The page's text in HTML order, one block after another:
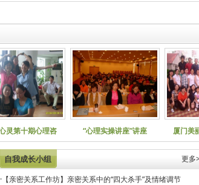
美丽心灵第十期心理咨 “心理实操讲座”讲座
自我成长小组
更多
· 【亲密关系工作坊】亲密关系中的“四大杀手”及情绪调节